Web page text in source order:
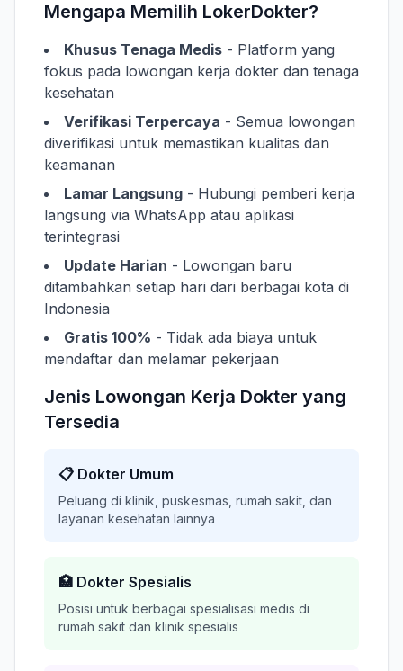
Mengapa Memilih LokerDokter?
Khusus Tenaga Medis - Platform yang
fokus pada lowongan kerja dokter dan tenaga
kesehatan
Verifikasi Terpercaya - Semua lowongan
diverifikasi untuk memastikan kualitas dan
keamanan
Lamar Langsung - Hubungi pemberi kerja
langsung via WhatsApp atau aplikasi
terintegrasi
Update Harian - Lowongan baru
ditambahkan setiap hari dari berbagai kota di
Indonesia
Gratis 100% - Tidak ada biaya untuk
mendaftar dan melamar pekerjaan
Jenis Lowongan Kerja Dokter yang
Tersedia
📋 Dokter Umum
Peluang di klinik, puskesmas, rumah sakit, dan
layanan kesehatan lainnya
🏥 Dokter Spesialis
Posisi untuk berbagai spesialisasi medis di
rumah sakit dan klinik spesialis